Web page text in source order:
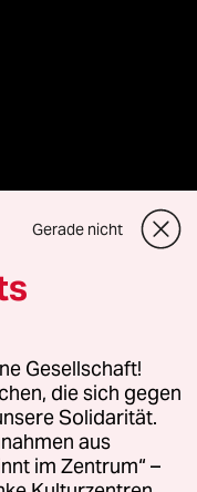
oder für Genehmigungen
Richtlinien
Gerade nicht
Gesellschaft!
die sich gegen
Solidarität.
aus
im Zentrum“ –